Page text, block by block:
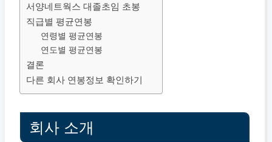
서양네트웍스 대졸초임 초봉
직급별 평균연봉
연령별 평균연봉
연도별 평균연봉
결론
다른 회사 연봉정보 확인하기
회사 소개